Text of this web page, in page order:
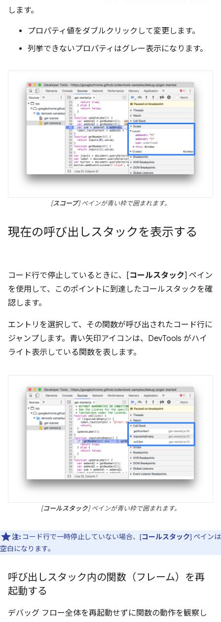
します。
プロパティ値をダブルクリックして変更します。
列挙できないプロパティはグレー表示になります。
[スコープ] ペインが青い枠で囲まれます。
現在の呼び出しスタックを表示する
コード行で停止しているときに、[コールスタック] ペイン
を使用して、このポイントに到達したコールスタックを確
認します。
エントリを選択して、その関数が呼び出されたコード行に
ジャンプします。青い矢印アイコンは、DevTools がハイ
ライト表示している関数を表します。
[コールスタック] ペインが青い枠で囲まれます。
注: コード行で一時停止していない場合、[コールスタック] ペインは
空白になります。
呼び出しスタック内の関数（フレーム）を再
起動する
デバッグ フロー全体を再起動せずに関数の動作を観察し